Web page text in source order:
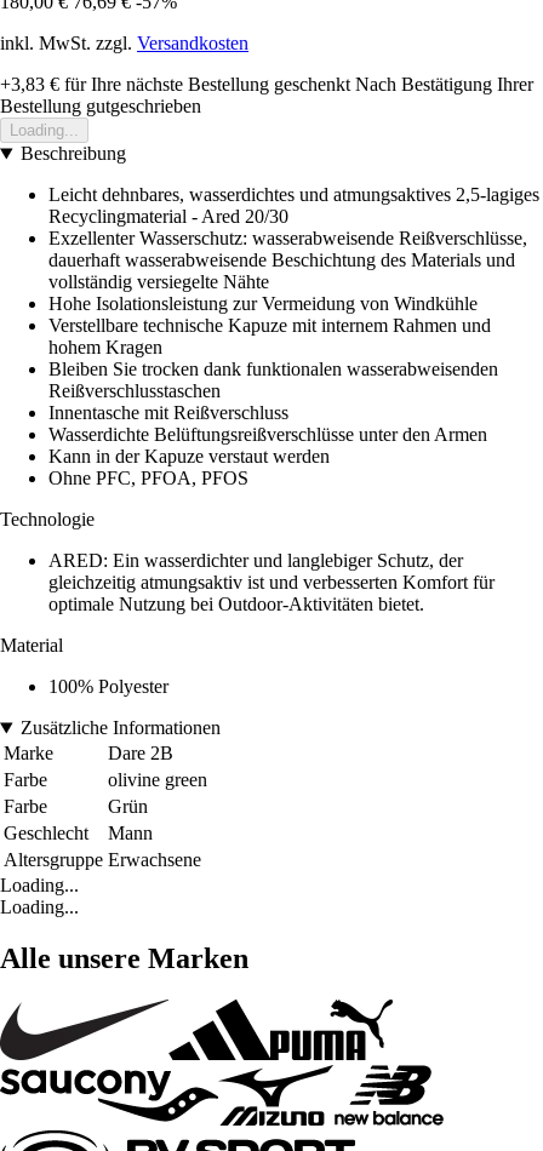
inkl. MwSt. zzgl. Versandkosten
+3,83 € für Ihre nächste Bestellung geschenkt Nach Bestätigung Ihrer
Bestellung gutgeschrieben
Loading...
Beschreibung
Leicht dehnbares, wasserdichtes und atmungsaktives 2,5-lagiges
Recyclingmaterial - Ared 20/30
Exzellenter Wasserschutz: wasserabweisende Reißverschlüsse,
dauerhaft wasserabweisende Beschichtung des Materials und
vollständig versiegelte Nähte
Hohe Isolationsleistung zur Vermeidung von Windkühle
Verstellbare technische Kapuze mit internem Rahmen und
hohem Kragen
Bleiben Sie trocken dank funktionalen wasserabweisenden
Reißverschlusstaschen
Innentasche mit Reißverschluss
Wasserdichte Belüftungsreißverschlüsse unter den Armen
Kann in der Kapuze verstaut werden
Ohne PFC, PFOA, PFOS
Technologie
ARED: Ein wasserdichter und langlebiger Schutz, der
gleichzeitig atmungsaktiv ist und verbesserten Komfort für
optimale Nutzung bei Outdoor-Aktivitäten bietet.
Material
100% Polyester
Zusätzliche Informationen
Marke
Dare 2B
Farbe
olivine green
Farbe
Grün
Geschlecht
Mann
Altersgruppe Erwachsene
Loading...
Loading...
Alle unsere Marken